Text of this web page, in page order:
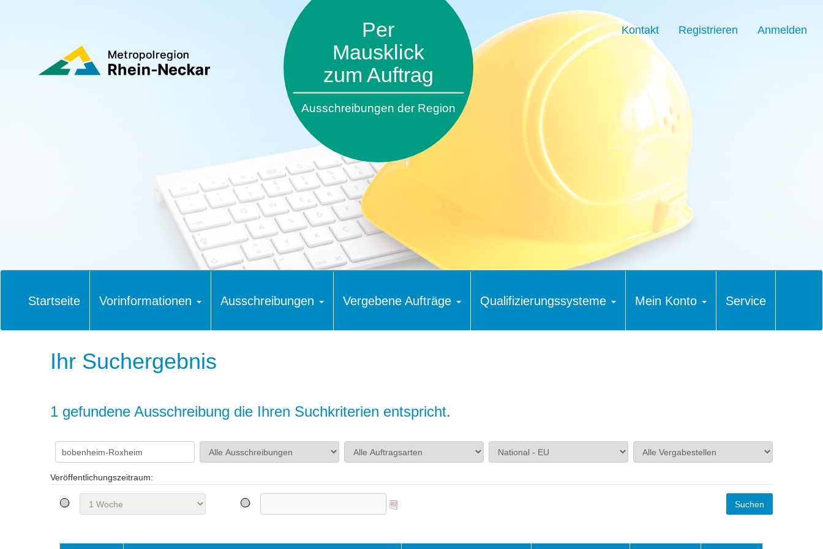
Per
Mausklick
zum Auftrag
Ausschreibungen der Region
Kontakt Registrieren Anmelden
Startseite Vorinformationen Ausschreibungen Vergebene Aufträge Qualifizierungssysteme Mein Konto Service
Ihr Suchergebnis
1 gefundene Ausschreibung die Ihren Suchkriterien entspricht.
Veröffentlichungszeitraum: